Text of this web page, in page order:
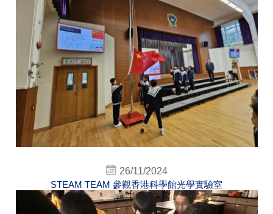
26/11/2024
STEAM TEAM 參觀香港科學館光學實驗室